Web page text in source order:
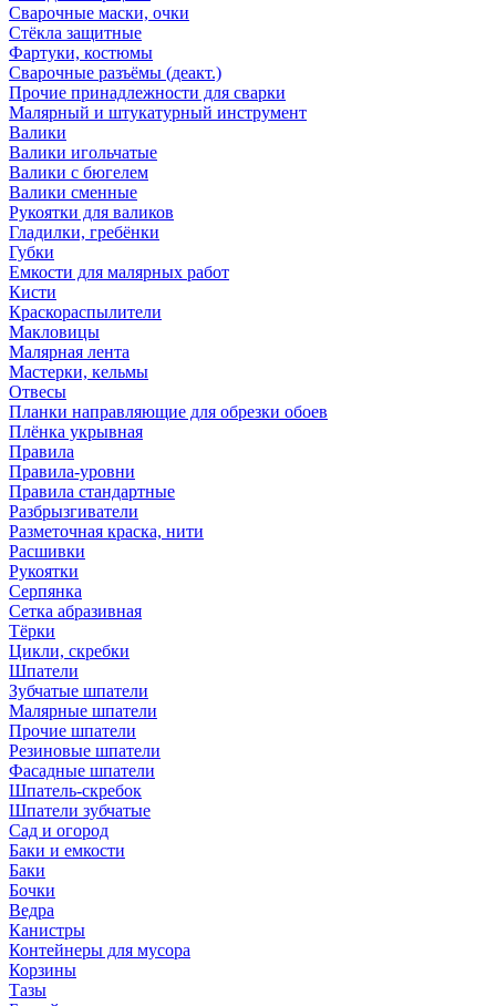
Сварочные маски, очки
Стёкла защитные
Фартуки, костюмы
Сварочные разъёмы (деакт.)
Прочие принадлежности для сварки
Малярный и штукатурный инструмент
Валики
Валики игольчатые
Валики с бюгелем
Валики сменные
Рукоятки для валиков
Гладилки, гребёнки
Губки
Емкости для малярных работ
Кисти
Краскораспылители
Макловицы
Малярная лента
Мастерки, кельмы
Отвесы
Планки направляющие для обрезки обоев
Плёнка укрывная
Правила
Правила-уровни
Правила стандартные
Разбрызгиватели
Разметочная краска, нити
Расшивки
Рукоятки
Серпянка
Сетка абразивная
Тёрки
Цикли, скребки
Шпатели
Зубчатые шпатели
Малярные шпатели
Прочие шпатели
Резиновые шпатели
Фасадные шпатели
Шпатель-скребок
Шпатели зубчатые
Сад и огород
Баки и емкости
Баки
Бочки
Ведра
Канистры
Контейнеры для мусора
Корзины
Тазы